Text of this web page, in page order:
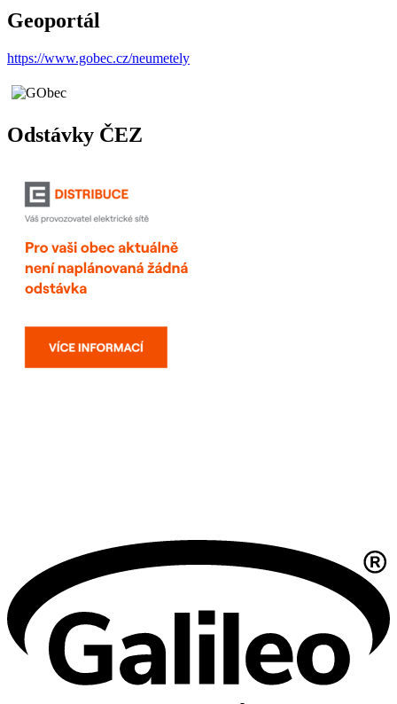
Geoportál
https://www.gobec.cz/neumetely
Odstávky ČEZ